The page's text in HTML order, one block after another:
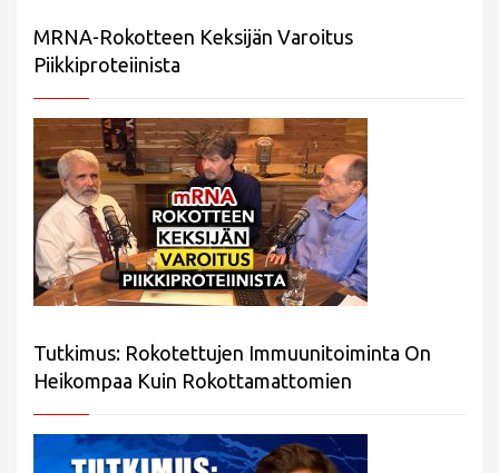
MRNA-Rokotteen Keksijän Varoitus
Piikkiproteiinista
Tutkimus: Rokotettujen Immuunitoiminta On
Heikompaa Kuin Rokottamattomien